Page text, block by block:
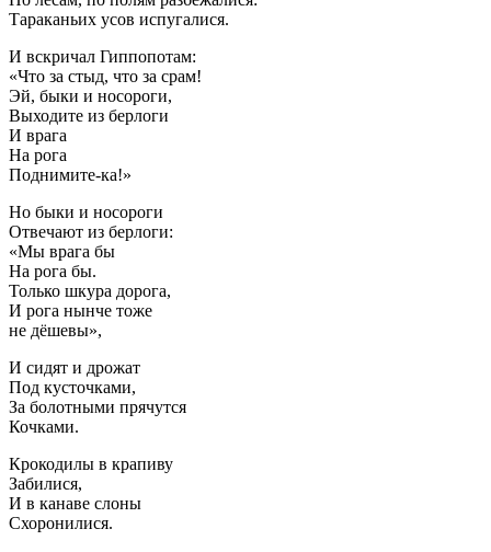
Тараканьих усов испугалися.
И вскричал Гиппопотам:
«Что за стыд, что за срам!
Эй, быки и носороги,
Выходите из берлоги
И врага
На рога
Поднимите-ка!»
Но быки и носороги
Отвечают из берлоги:
«Мы врага бы
На рога бы.
Только шкура дорога,
И рога нынче тоже
не дёшевы»,
И сидят и дрожат
Под кусточками,
За болотными прячутся
Кочками.
Крокодилы в крапиву
Забилися,
И в канаве слоны
Схоронилися.